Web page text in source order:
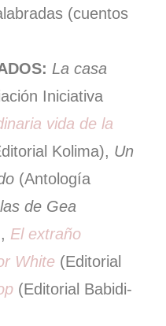
(cuentos
La casa
Iniciativa
vida de la
Kolima), Un
(Antología
de Gea
El extraño
White (Editorial
(Editorial Babidi-